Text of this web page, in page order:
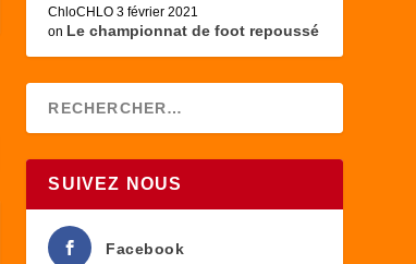
ChloCHLO 3 février 2021
on Le championnat de foot repoussé
SUIVEZ NOUS
Facebook